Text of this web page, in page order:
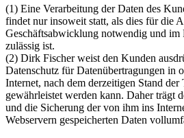
(1) Eine Verarbeitung der Daten des
findet nur insoweit statt, als dies für die
Geschäftsabwicklung notwendig und im
zulässig ist.
(2) Dirk Fischer weist den Kunden
Datenschutz für Datenübertragungen in
Internet, nach dem derzeitigen Stand
gewährleistet werden kann. Daher trägt
und die Sicherung der von ihm ins
Webservern gespeicherten Daten